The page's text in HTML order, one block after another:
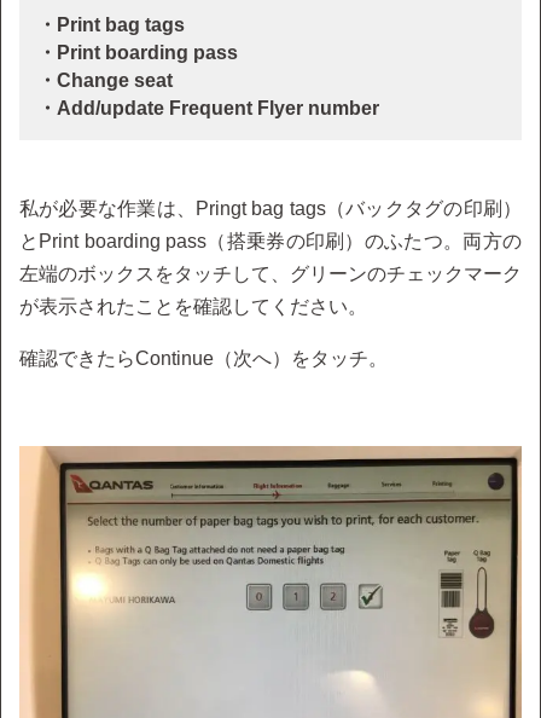
・Print bag tags
・Print boarding pass
・Change seat
・Add/update Frequent Flyer number
私が必要な作業は、Pringt bag tags（バックタグの印刷）
とPrint boarding pass（搭乗券の印刷）のふたつ。両方の
左端のボックスをタッチして、グリーンのチェックマーク
が表示されたことを確認してください。
確認できたらContinue（次へ）をタッチ。